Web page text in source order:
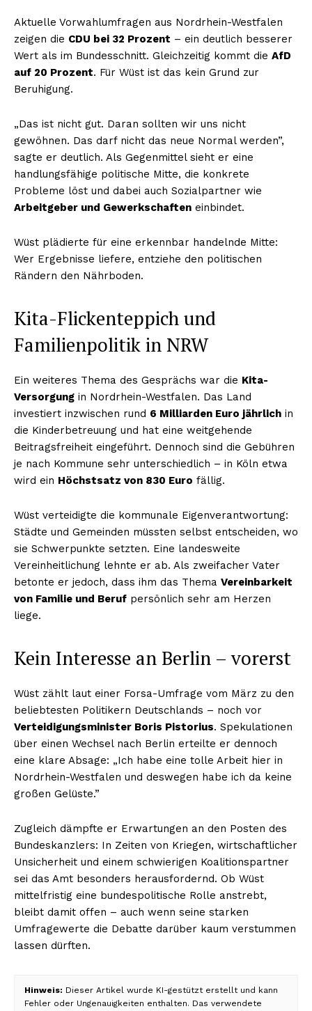
Aktuelle Vorwahlumfragen aus Nordrhein-Westfalen
zeigen die CDU bei 32 Prozent – ein deutlich besserer
Wert als im Bundesschnitt. Gleichzeitig kommt die AfD
auf 20 Prozent. Für Wüst ist das kein Grund zur
Beruhigung.
„Das ist nicht gut. Daran sollten wir uns nicht
gewöhnen. Das darf nicht das neue Normal werden”,
sagte er deutlich. Als Gegenmittel sieht er eine
handlungsfähige politische Mitte, die konkrete
Probleme löst und dabei auch Sozialpartner wie
Arbeitgeber und Gewerkschaften einbindet.
Wüst plädierte für eine erkennbar handelnde Mitte:
Wer Ergebnisse liefere, entziehe den politischen
Rändern den Nährboden.
Kita-Flickenteppich und
Familienpolitik in NRW
Ein weiteres Thema des Gesprächs war die Kita-
Versorgung in Nordrhein-Westfalen. Das Land
investiert inzwischen rund 6 Milliarden Euro jährlich in
die Kinderbetreuung und hat eine weitgehende
Beitragsfreiheit eingeführt. Dennoch sind die Gebühren
je nach Kommune sehr unterschiedlich – in Köln etwa
wird ein Höchstsatz von 830 Euro fällig.
Wüst verteidigte die kommunale Eigenverantwortung:
Städte und Gemeinden müssten selbst entscheiden, wo
sie Schwerpunkte setzten. Eine landesweite
Vereinheitlichung lehnte er ab. Als zweifacher Vater
betonte er jedoch, dass ihm das Thema Vereinbarkeit
von Familie und Beruf persönlich sehr am Herzen
liege.
Kein Interesse an Berlin – vorerst
Wüst zählt laut einer Forsa-Umfrage vom März zu den
beliebtesten Politikern Deutschlands – noch vor
Verteidigungsminister Boris Pistorius. Spekulationen
über einen Wechsel nach Berlin erteilte er dennoch
eine klare Absage: „Ich habe eine tolle Arbeit hier in
Nordrhein-Westfalen und deswegen habe ich da keine
großen Gelüste.”
Zugleich dämpfte er Erwartungen an den Posten des
Bundeskanzlers: In Zeiten von Kriegen, wirtschaftlicher
Unsicherheit und einem schwierigen Koalitionspartner
sei das Amt besonders herausfordernd. Ob Wüst
mittelfristig eine bundespolitische Rolle anstrebt,
bleibt damit offen – auch wenn seine starken
Umfragewerte die Debatte darüber kaum verstummen
lassen dürften.
Hinweis: Dieser Artikel wurde KI-gestützt erstellt und kann
Fehler oder Ungenauigkeiten enthalten. Das verwendete